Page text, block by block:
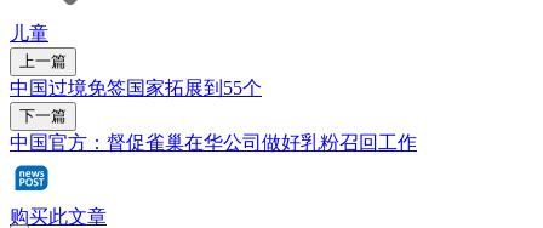
儿童
上一篇
中国过境免签国家拓展到55个
下一篇
中国官方：督促雀巢在华公司做好乳粉召回工作
购买此文章